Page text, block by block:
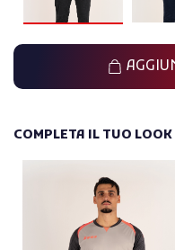
COMPLETA IL TUO LOOK